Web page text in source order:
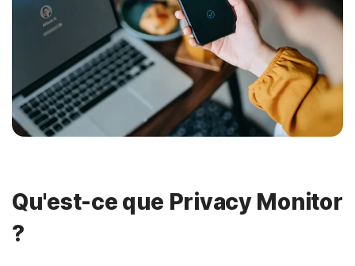
Qu'est-ce que Privacy Monitor
?